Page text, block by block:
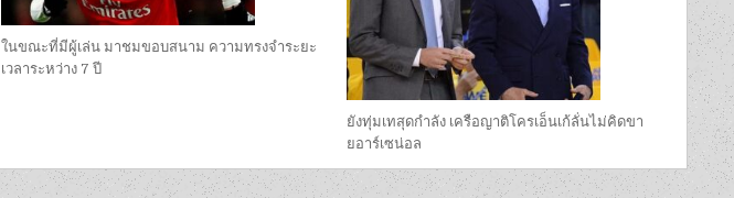
ในขณะที่มีผู้เล่น มาชมขอบสนาม ความทรงจำระยะ
เวลาระหว่าง 7 ปี
ยังทุ่มเทสุดกำลัง เครือญาติโครเอ็นเก้ลั่นไม่คิดขา
ยอาร์เซน่อล